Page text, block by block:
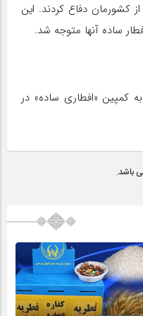
از کشورمان دفاع کردند. این
ساده آنها متوجه شد.
کمپین «افطاری ساده» در
باشد.